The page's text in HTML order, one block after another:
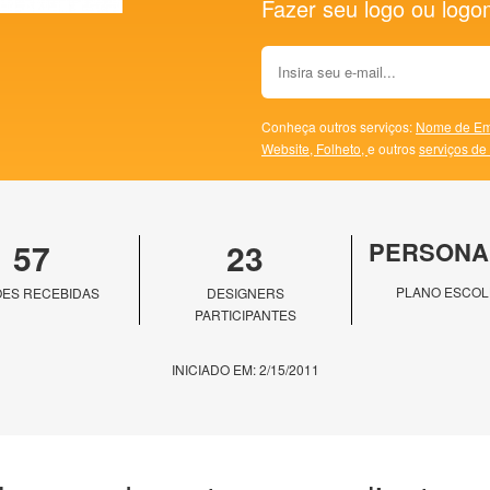
Fazer seu logo ou
Conheça outros serviços: Nome de
Website, Folheto, e outrosserviços
57
RECEBIDAS
23
DESIGNERS
PARTICIPANTES
PLANO
INICIADO EM: 2/15/2011